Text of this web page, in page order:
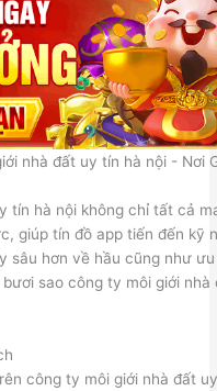
tín hà nội không chỉ tất cả
giúp tín đồ app tiến đến kỹ
sâu hơn về hầu cũng như
sao công ty môi giới nhà
công ty môi giới nhà đất